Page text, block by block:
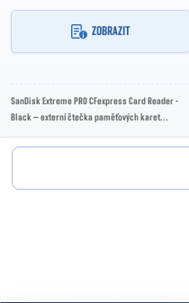
ZOBRAZIT
SanDisk Extreme PRO CFexpress Card Reader -
Black – externí čtečka paměťových karet